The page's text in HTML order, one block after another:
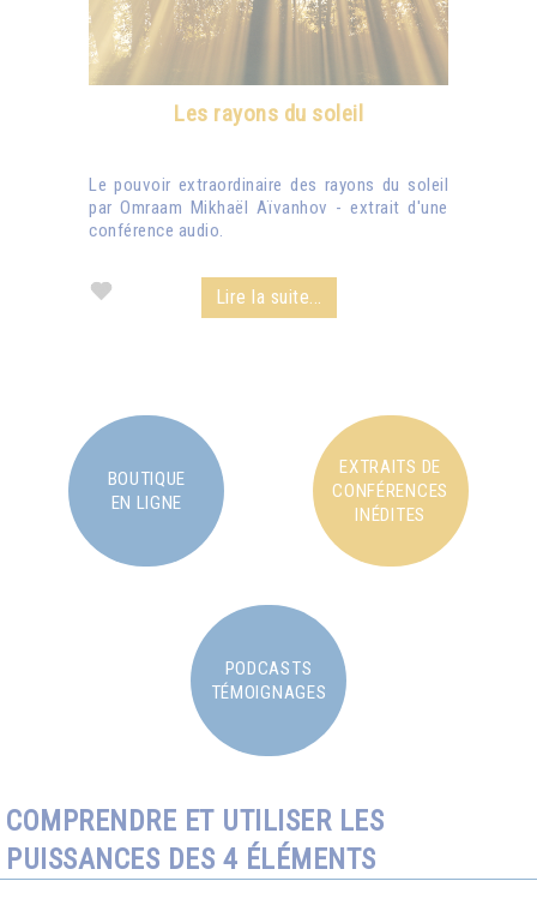
Les rayons du soleil
Le pouvoir extraordinaire des rayons du soleil
par Omraam Mikhaël Aïvanhov - extrait d'une
conférence audio.
Lire la suite...
BOUTIQUE
EN LIGNE
EXTRAITS DE
CONFÉRENCES
INÉDITES
PODCASTS
TÉMOIGNAGES
COMPRENDRE ET UTILISER LES
PUISSANCES DES 4 ÉLÉMENTS